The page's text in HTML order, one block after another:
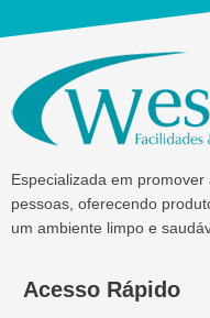
Especializada em
pessoas, oferecendo
um ambiente limpo e
Acesso Rápido